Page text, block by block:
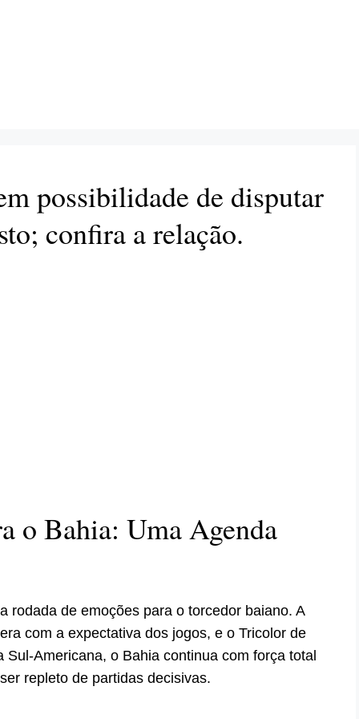
possibilidade de disputar
confira a relação.
o Bahia: Uma Agenda
rodada de emoções para o torcedor baiano. A
com a expectativa dos jogos, e o Tricolor de
Americana, o Bahia continua com força total
repleto de partidas decisivas.